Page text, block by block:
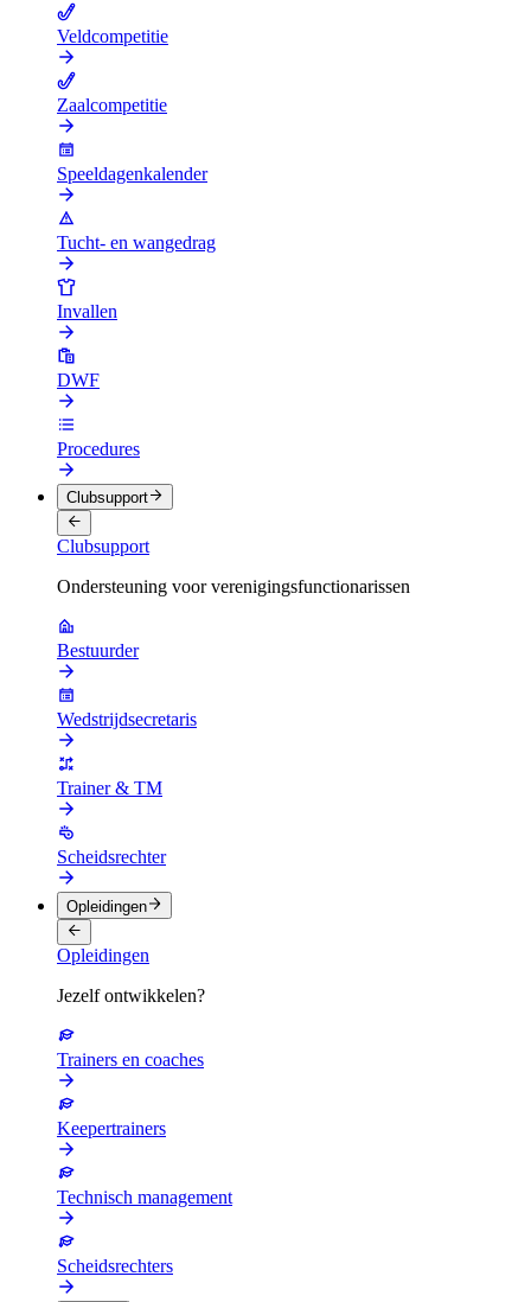
Veldcompetitie
Zaalcompetitie
Speeldagenkalender
Tucht- en wangedrag
Invallen
DWF
Procedures
Clubsupport
Clubsupport
Ondersteuning voor verenigingsfunctionarissen
Bestuurder
Wedstrijdsecretaris
Trainer & TM
Scheidsrechter
Opleidingen
Opleidingen
Jezelf ontwikkelen?
Trainers en coaches
Keepertrainers
Technisch management
Scheidsrechters